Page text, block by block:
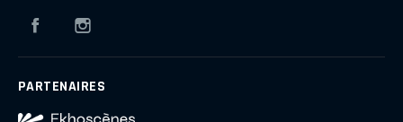
Facebook
PARTENAIRES